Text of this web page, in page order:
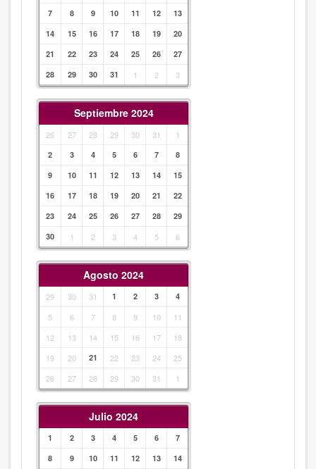
7
8 9 10 11 12
13
14
15 16 17 18 19
20
21
22 23 24 25 26
27
28
29 30 31 1 2 3
Septiembre 2024
26 27 28 29 30 31 1
2 3 4 5 6 7
8
9
10 11 12 13 14
15
16
17 18 19 20 21
22
23
24 25 26 27 28
29
30
1 2 3 4 5 6
Agosto 2024
29 30 31 1 2 3 4
5 6 7 8 9 10
11
12
13 14 15 16 17
18
19
20 21 22 23 24
25
26
27 28 29 30 31 1
Julio 2024
1 2 3 4 5 6
7
8
9 10 11 12 13
14